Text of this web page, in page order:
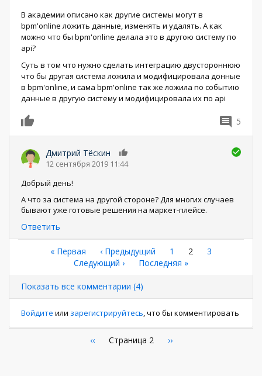
В академии описано как другие системы могут в
bpm'online ложить данные, изменять и удалять. А как
можно что бы bpm'online делала это в другою систему по
api?
Суть в том что нужно сделать интеграцию двустороннюю
что бы другая система ложила и модифицировала донные
в bpm'online, и сама bpm'online так же ложила по событию
данные в другую систему и модифицировала их по api
5
Дмитрий Тёскин
12 сентября 2019 11:44
Добрый день!
А что за система на другой стороне? Для многих случаев
бывают уже готовые решения на маркет-плейсе.
Ответить
Нумерация
страниц
Первая
страница
« Первая ←
‹ Предыдущий Страница
1
Текущая
2 Страница
3
Следующая
Следующий ›
Последняя
Последняя »
Показать все комментарии (4)
Войдите или зарегистрируйтесь, что бы комментировать
Нумерация
←
‹‹ Страница 2
Следующая
››